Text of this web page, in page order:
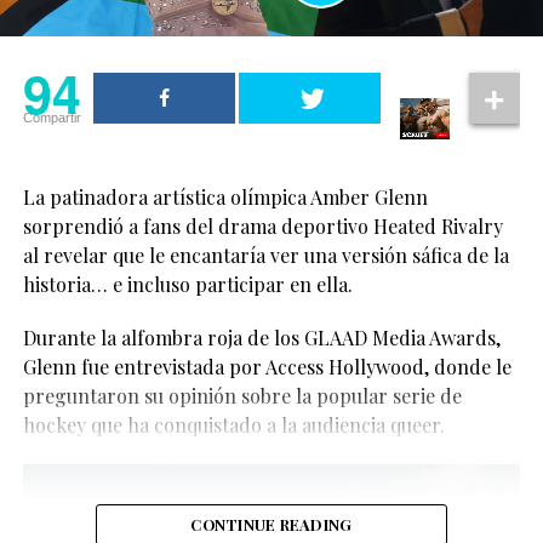
Ver esta publicación en Instagram
sobre un posible spin-off han comenzado a tomar
fuerza.
94
Compartir
La patinadora artística olímpica Amber Glenn
sorprendió a fans del drama deportivo Heated Rivalry
al revelar que le encantaría ver una versión sáfica de la
historia… e incluso participar en ella.
Durante la alfombra roja de los GLAAD Media Awards,
Glenn fue entrevistada por Access Hollywood, donde le
preguntaron su opinión sobre la popular serie de
hockey que ha conquistado a la audiencia queer.
CONTINUE READING